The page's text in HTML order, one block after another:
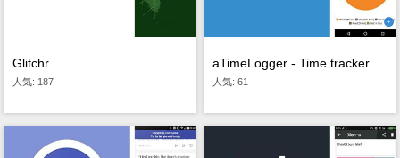
Glitchr
人気: 187
aTimeLogger - Time tracker
人気: 61